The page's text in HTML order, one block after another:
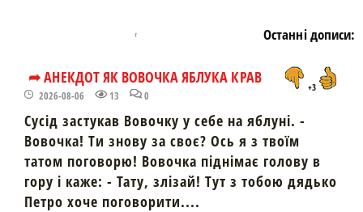
Останні дописи:
➦ АНЕКДОТ ЯК ВОВОЧКА ЯБЛУКА КРАВ
2026-08-06 13 0
+3
Сусід застукав Вовочку у себе на яблуні. -
Вовочка! Ти знову за своє? Ось я з твоїм
татом поговорю! Вовочка піднімає голову в
гору і каже: - Тату, злізай! Тут з тобою дядько
Петро хоче поговорити....